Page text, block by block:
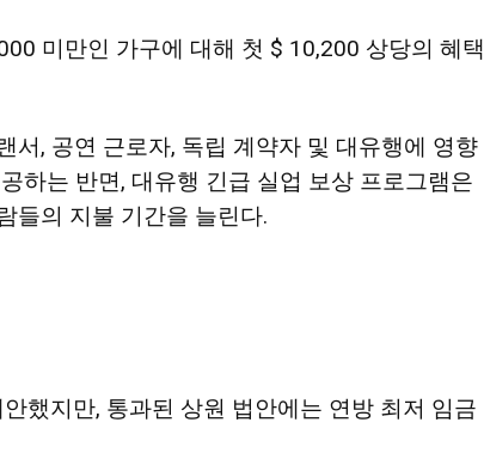
미만인 가구에 대해 첫 $ 10,200 상당의 혜택
서, 공연 근로자, 독립 계약자 및 대유행에 영향
하는 반면, 대유행 긴급 실업 보상 프로그램은
들의 지불 기간을 늘린다.
했지만, 통과된 상원 법안에는 연방 최저 임금